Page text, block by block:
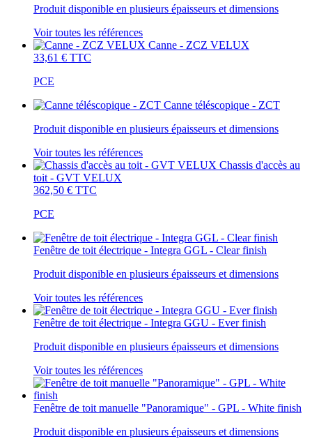
Produit disponible en plusieurs épaisseurs et dimensions
Voir toutes les références
Canne - ZCZ VELUX
33,61 € TTC
PCE
Canne téléscopique - ZCT
Produit disponible en plusieurs épaisseurs et dimensions
Voir toutes les références
Chassis d'accès au
toit - GVT VELUX
362,50 € TTC
PCE
Fenêtre de toit électrique - Integra GGL - Clear finish
Produit disponible en plusieurs épaisseurs et dimensions
Voir toutes les références
Fenêtre de toit électrique - Integra GGU - Ever finish
Produit disponible en plusieurs épaisseurs et dimensions
Voir toutes les références
Fenêtre de toit manuelle "Panoramique" - GPL - White finish
Produit disponible en plusieurs épaisseurs et dimensions